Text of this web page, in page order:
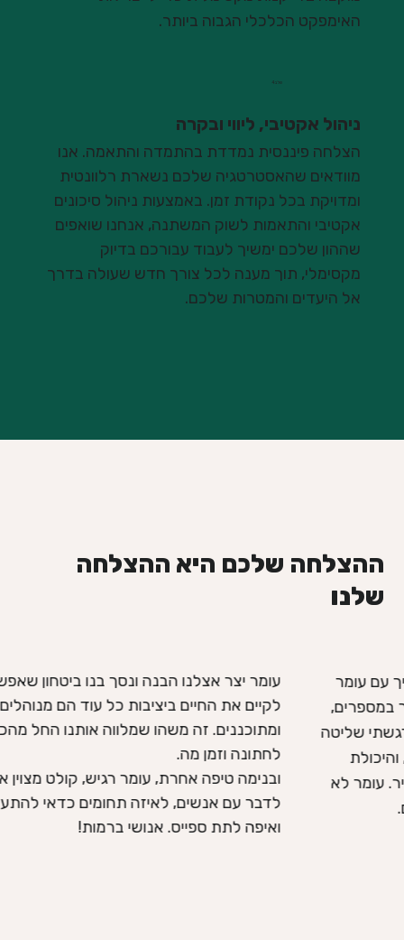
האימפקט הכלכלי הגבוה ביותר.
שלב 4
ניהול אקטיבי, ליווי ובקרה
הצלחה פיננסית נמדדת בהתמדה והתאמה. אנו
מוודאים שהאסטרטגיה שלכם נשארת רלוונטית
ומדויקת בכל נקודת זמן. באמצעות ניהול סיכונים
אקטיבי והתאמות לשוק המשתנה, אנחנו שואפים
שההון שלכם ימשיך לעבוד עבורכם בדיוק
מקסימלי, תוך מענה לכל צורך חדש שעולה בדרך
אל היעדים והמטרות שלכם.
ההצלחה שלכם היא ההצלחה
שלנו
עומר יצר אצלנו הבנה ונסך בנו ביטחון
לקיים את החיים ביציבות כל עוד הם
ומתוכננים. זה משהו שמלווה אותנו החל
לחתונה וזמן מה.
ובנימה טיפה אחרת, עומר רגיש, קולט
לדבר עם אנשים, לאיזה תחומים כדאי
ואיפה לתת ספייס. אנושי ברמות!
עם עומר
במספרים,
שליטה
והיכולת
עומר לא